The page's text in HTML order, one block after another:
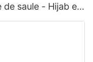
de saule - Hijab et